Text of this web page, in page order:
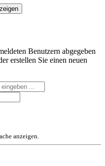
Benutzern abgegeben
erstellen Sie einen neuen
anzeigen.